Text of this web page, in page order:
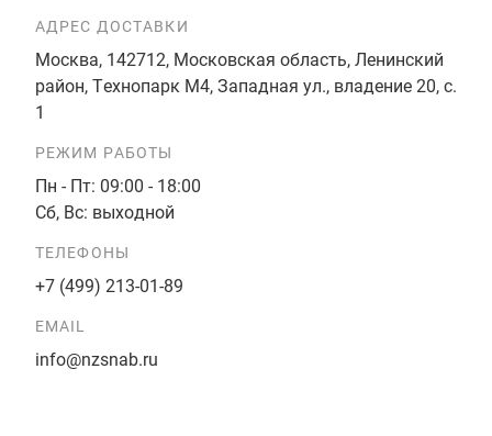
АДРЕС ДОСТАВКИ
Москва, 142712, Московская область, Ленинский
район, Технопарк М4, Западная ул., владение 20, с.
1
РЕЖИМ РАБОТЫ
Пн - Пт: 09:00 - 18:00
Сб, Вс: выходной
ТЕЛЕФОНЫ
+7 (499) 213-01-89
EMAIL
info@nzsnab.ru